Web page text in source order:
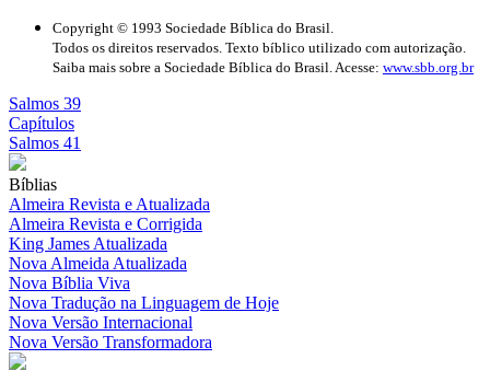
Copyright © 1993 Sociedade Bíblica do Brasil.
Todos os direitos reservados. Texto bíblico utilizado com autorização.
Saiba mais sobre a Sociedade Bíblica do Brasil. Acesse: www.sbb.org.br
Salmos 39
Capítulos
Salmos 41
Bíblias
Almeira Revista e Atualizada
Almeira Revista e Corrigida
King James Atualizada
Nova Almeida Atualizada
Nova Bíblia Viva
Nova Tradução na Linguagem de Hoje
Nova Versão Internacional
Nova Versão Transformadora